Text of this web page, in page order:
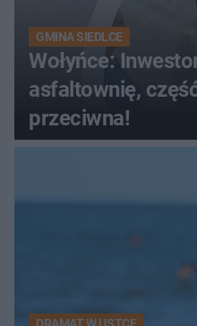
GMINA SIEDLCE
Wołyńce:
asfaltownię,
przeciwna!
DRAMAT W USTCE